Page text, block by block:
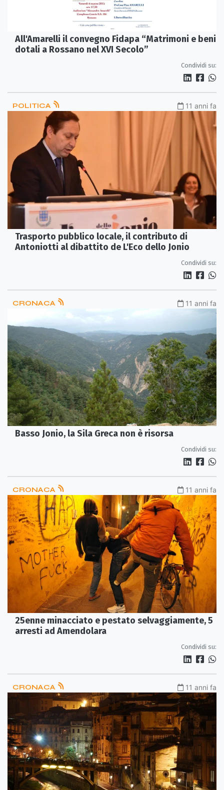
All'Amarelli il convegno Fidapa “Matrimoni e beni
dotali a Rossano nel XVI Secolo”
Condividi su:
POLITICA 11 anni fa
Trasporto pubblico locale, il contributo di
Antoniotti al dibattito de L'Eco dello Jonio
Condividi su:
CRONACA 11 anni fa
Basso Jonio, la Sila Greca non è risorsa
Condividi su:
CRONACA 11 anni fa
25enne minacciato e pestato selvaggiamente, 5
arresti ad Amendolara
Condividi su:
CRONACA 11 anni fa